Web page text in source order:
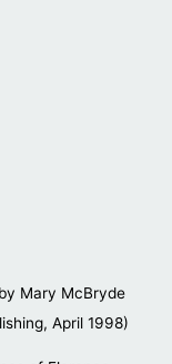
Mary McBryde
April 1998)